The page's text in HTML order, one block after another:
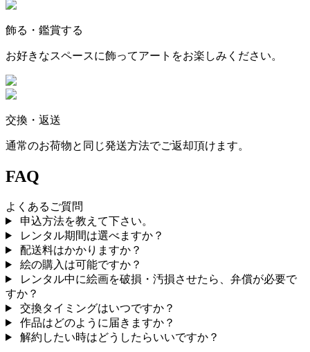
飾る・鑑賞する
お好きなスペースに飾ってアートをお楽しみください。
交換・返送
通常のお荷物と同じ発送方法でご返却頂けます。
FAQ
よくあるご質問
申込方法を教えて下さい。
レンタル期間は選べますか？
配送料はかかりますか？
絵の購入は可能ですか？
レンタル中に絵画を破損・汚損させたら、弁償が必要で
すか？
交換タイミングはいつですか？
作品はどのように届きますか？
解約したい時はどうしたらいいですか？